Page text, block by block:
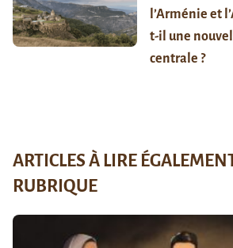
l’Arménie et
t-il une
centrale ?
ARTICLES À LIRE
RUBRIQUE